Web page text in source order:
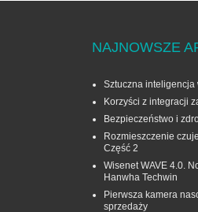
NAJNOWSZE
Sztuczna inteligencja
Korzyści z integracji
Bezpieczeństwo i
Rozmieszczenie
Część 2
Wisenet WAVE 4.0.
Hanwha Techwin
Pierwsza kamera
sprzedaży